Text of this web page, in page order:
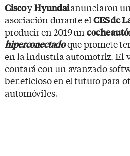
CiscoyHyundaianunciaron
asociación durante el CES de
producir en 2019 un coche
hiperconectadoque promete
en la industria automotriz. El
contará con un avanzado
beneficioso en el futuro para
automóviles.